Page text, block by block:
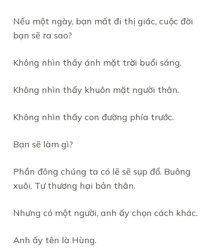
Nếu một ngày, bạn mất đi thị giác, cuộc đời
bạn sẽ ra sao?
Không nhìn thấy ánh mặt trời buổi sáng.
Không nhìn thấy khuôn mặt người thân.
Không nhìn thấy con đường phía trước.
Bạn sẽ làm gì?
Phần đông chúng ta có lẽ sẽ sụp đổ. Buông
xuôi. Tự thương hại bản thân.
Nhưng có một người, anh ấy chọn cách khác.
Anh ấy tên là Hùng.